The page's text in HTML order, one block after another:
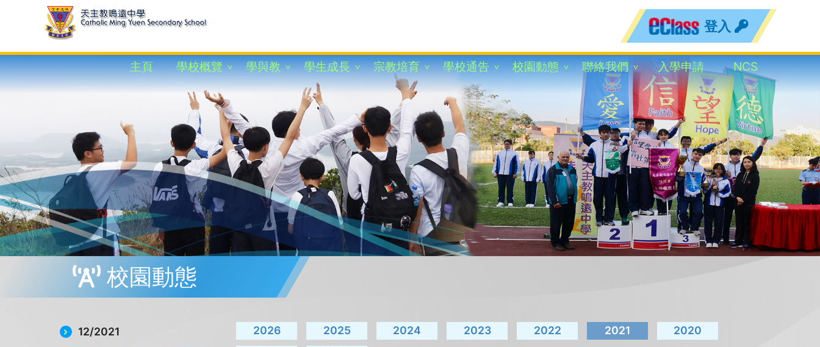
登入
主頁 學校概覽 學與教 學生成長 宗教培育 學校通告 校園動態 聯絡我們 入學申請 NCS
校園動態
12/2021 2026 2025 2024 2023 2022 2021
2020